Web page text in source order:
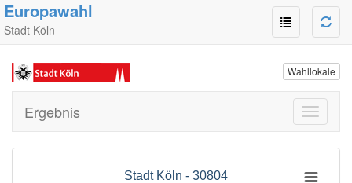
Europawahl
Stadt Köln
Wahllokale
Toggle
Ergebnis
Stadt Köln - 30804